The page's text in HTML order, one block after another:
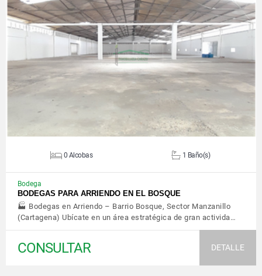
VER DETALLES
0 Alcobas 1 Baño(s)
Bodega
BODEGAS PARA ARRIENDO EN EL BOSQUE
🏭 Bodegas en Arriendo – Barrio Bosque, Sector Manzanillo
(Cartagena) Ubícate en un área estratégica de gran activida…
CONSULTAR DETALLE